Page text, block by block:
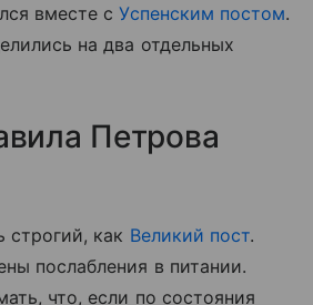
вместе сУспенским постом.
на два отдельных
Петрова
строгий, как Великий пост.
послабления в питании.
что, если по состояния